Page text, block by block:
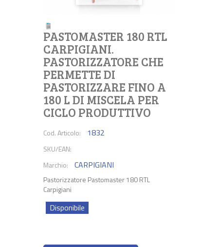
PASTOMASTER 180 RTL
CARPIGIANI.
PASTORIZZATORE CHE
PERMETTE DI
PASTORIZZARE FINO A
180 L DI MISCELA PER
CICLO PRODUTTIVO
Cod. Articolo: 1832
SKU/EAN:
Marchio:
CARPIGIANI
Pastorizzatore Pastomaster 180 RTL
Carpigiani
Disponibile